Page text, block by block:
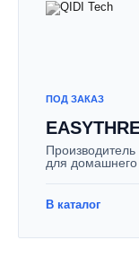
ПОД ЗАКАЗ
для домашнего
В каталог